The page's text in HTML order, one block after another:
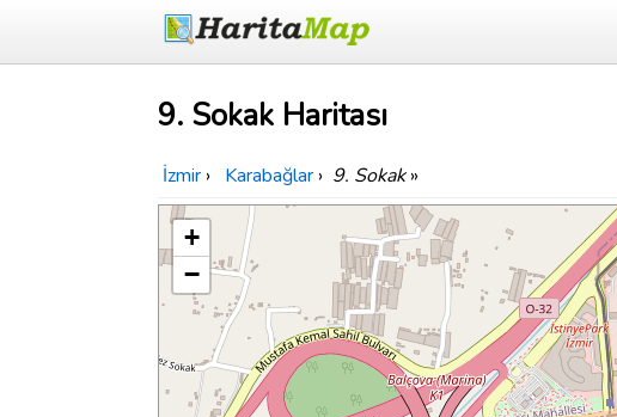
9. Sokak Haritası
İzmir › Karabağlar › 9. Sokak»
+
−